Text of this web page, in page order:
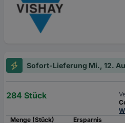
Sofort-Lieferung Mi., 12.
284 Stück
Menge (Stück)
Ersparnis